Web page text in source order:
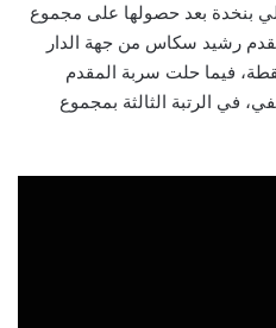
بنخدة بعد حصولها على مجموع
المقدم رشيد سكاس من جهة الدار
سطات برصيد 466.33 نقطة، فيما حلت سربة المقدم
في الرتبة الثالثة بمجموع